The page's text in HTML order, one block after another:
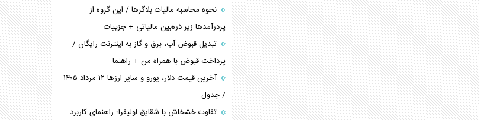
نحوه محاسبه مالیات بلاگر‌ها / این گروه از
پردرآمد‌ها زیر ذره‌بین مالیاتی + جزییات
تبدیل قبوض آب، برق و گاز به اینترنت رایگان /
پرداخت قبوض با همراه من + راهنما
آخرین قیمت دلار، یورو و سایر ارز‌ها ۱۲ مرداد ۱۴۰۵
/ جدول
تفاوت خشخاش با شقایق اولیفرا؛ راهنمای کاربرد